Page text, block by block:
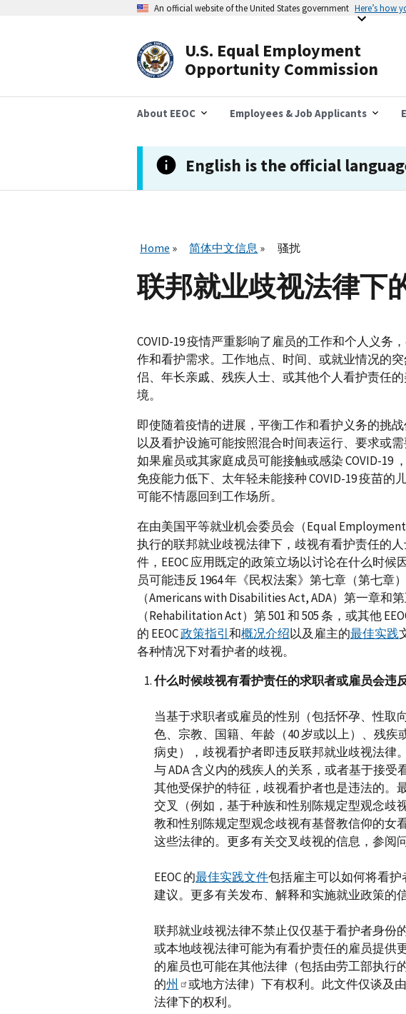
An official website of the United States government Here’s how
U.S. Equal Employment
Opportunity Commission
About EEOC Employees & Job Applicants
English is the official
Home 简体中文信息 骚扰
联邦就业歧视法律下
COVID-19 疫情严重影响了雇员的工作和个人义务
作和看护需求。工作地点、时间、或就业情况的
侣、年长亲戚、残疾人士、或其他个人看护责任
境。
即使随着疫情的进展，平衡工作和看护义务的挑
以及看护设施可能按照混合时间表运行、要求或
如果雇员或其家庭成员可能接触或感染 COVID-19
免疫能力低下、太年轻未能接种 COVID-19 疫苗的
可能不情愿回到工作场所。
在由美国平等就业机会委员会（Equal Employment
执行的联邦就业歧视法律下，歧视有看护责任的
件，EEOC 应用既定的政策立场以讨论在什么时
员可能违反 1964 年《民权法案》第七章（第七章
（Americans with Disabilities Act, ADA）第一章和
（Rehabilitation Act）第 501 和 505 条，或其他
的 EEOC政策指引和概况介绍以及雇主的最佳实践
各种情况下对看护者的歧视。
什么时候歧视有看护责任的求职者或雇员会违
当基于求职者或雇员的性别（包括怀孕、性取
色、宗教、国籍、年龄（40 岁或以上）、残疾
病史），歧视看护者即违反联邦就业歧视法律
与 ADA 含义内的残疾人的关系，或者基于接受
其他受保护的特征，歧视看护者也是违法的。
交叉（例如，基于种族和性别陈规定型观念歧
教和性别陈规定型观念歧视有基督教信仰的女
这些法律的。更多有关交叉歧视的信息，参阅问
EEOC 的最佳实践文件包括雇主可以如何将看护
建议。更多有关发布、解释和实施就业政策的信
联邦就业歧视法律不禁止仅仅基于看护者身份
或本地歧视法律可能为有看护责任的雇员提供
的雇员也可能在其他法律（包括由劳工部执行
的州
或地方法律）下有权利。此文件仅谈及
法律下的权利。